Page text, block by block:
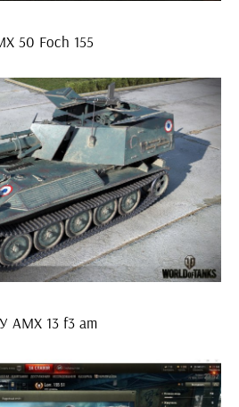
50 Foch 155
AMX 13 f3 am